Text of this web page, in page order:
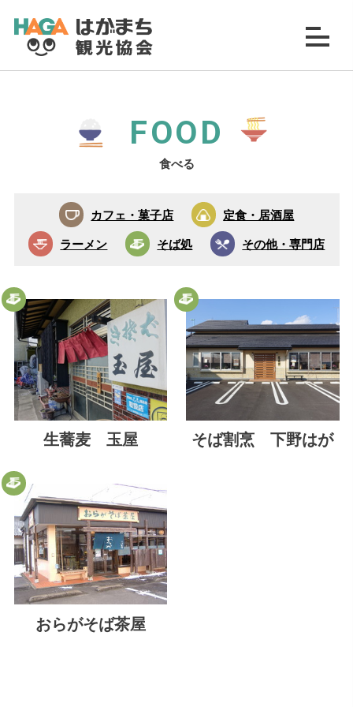
FOOD
食べる
カフェ・菓子店 定食・居酒屋
ラーメン そば処 その他・専門店
生蕎麦 玉屋 そば割烹 下野はが
おらがそば茶屋